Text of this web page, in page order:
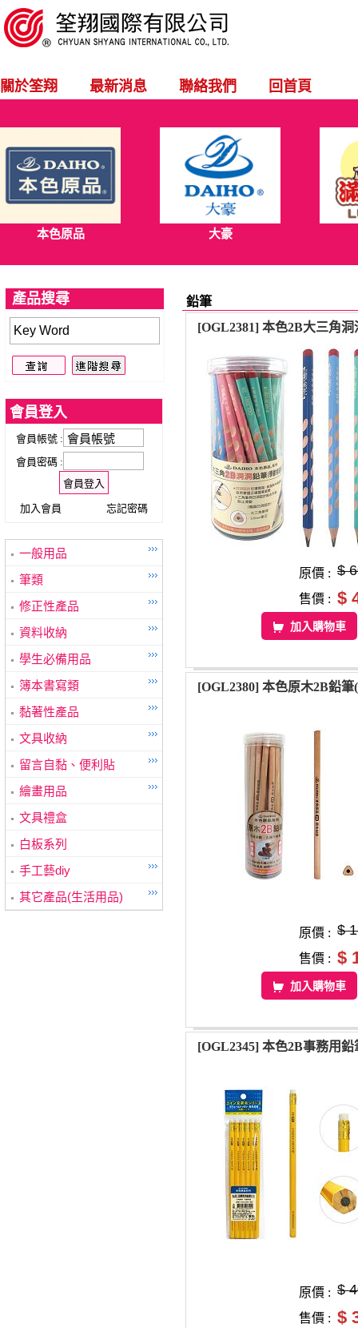
關於筌翔 最新消息 聯絡我們 回首頁
本色原品 大豪
產品搜尋
會員登入
會員帳號 :
會員密碼 :
加入會員 忘記密碼
一般用品
筆類
修正性產品
資料收納
學生必備用品
簿本書寫類
黏著性產品
文具收納
留言自黏、便利貼
繪畫用品
文具禮盒
白板系列
手工藝diy
其它產品(生活用品)
鉛筆
原價 : $
售價 : $
加入購物車
[OGL2380] 本色原木2B鉛筆
原價 : $
售價 : $
加入購物車
[OGL2345] 本色2B事務用鉛
原價 : $
售價 : $